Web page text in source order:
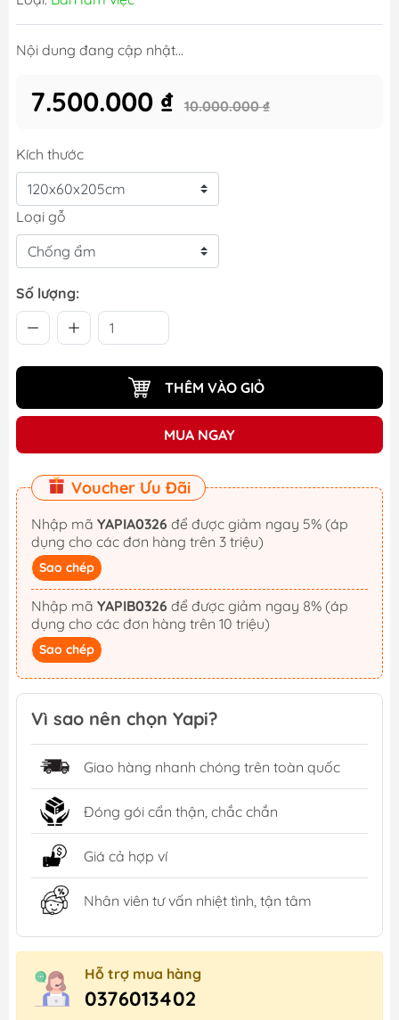
Nội dung đang cập nhật...
7.500.000 ₫ 10.000.000 ₫
Kích thước
Loại gỗ
Số lượng:
THÊM VÀO GIỎ
MUA NGAY
Voucher Ưu Đãi
Nhập mã YAPIA0326
dụng cho các đơn hàng trên 3 triệu)
Sao chép
Nhập mã YAPIB0326
dụng cho các đơn hàng trên 10 triệu)
Sao chép
Vì sao nên chọn Yapi?
Giao hàng nhanh chóng trên toàn quốc
Đóng gói cẩn thận, chắc chắn
Giá cả hợp ví
Nhân viên tư vấn nhiệt tình, tận tâm
Hỗ trợ mua hàng
0376013402